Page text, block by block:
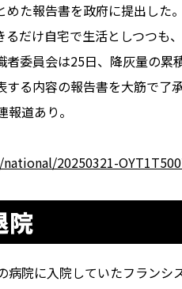
た報告書を政府に提出した
だけ自宅で生活としつつも
者委員会は25日、降灰量の
る内容の報告書を大筋で了
道あり。
20250321-
院
院に入院していたフランシ